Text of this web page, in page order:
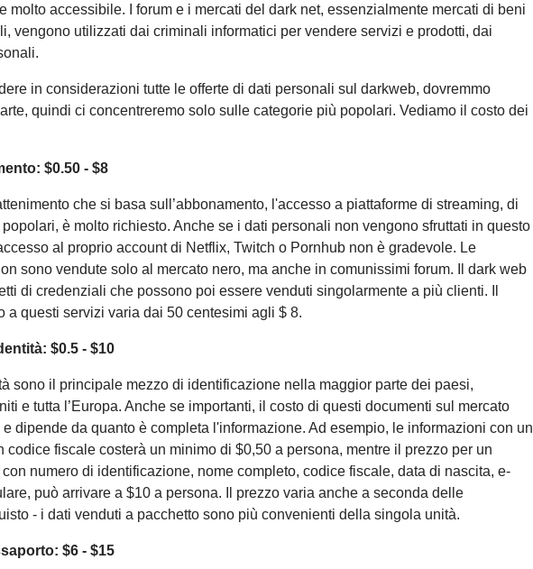
molto accessibile. I forum e i mercati del dark net, essenzialmente mercati di beni
vengono utilizzati dai criminali informatici per vendere servizi e prodotti, dai
in considerazioni tutte le offerte di dati personali sul darkweb, dovremmo
quindi ci concentreremo solo sulle categorie più popolari. Vediamo il costo dei
$0.50 - $8
che si basa sull’abbonamento, l'accesso a piattaforme di streaming, di
è molto richiesto. Anche se i dati personali non vengono sfruttati in questo
al proprio account di Netflix, Twitch o Pornhub non è gradevole. Le
sono vendute solo al mercato nero, ma anche in comunissimi forum. Il dark web
di credenziali che possono poi essere venduti singolarmente a più clienti. Il
a questi servizi varia dai 50 centesimi agli $ 8.
$0.5 - $10
sono il principale mezzo di identificazione nella maggior parte dei paesi,
e tutta l’Europa. Anche se importanti, il costo di questi documenti sul mercato
dipende da quanto è completa l'informazione. Ad esempio, le informazioni con un
codice fiscale costerà un minimo di $0,50 a persona, mentre il prezzo per un
numero di identificazione, nome completo, codice fiscale, data di nascita, e-
può arrivare a $10 a persona. Il prezzo varia anche a seconda delle
- i dati venduti a pacchetto sono più convenienti della singola unità.
$6 - $15